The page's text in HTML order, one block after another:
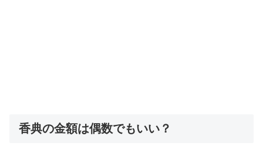
香典の金額は偶数でもいい？